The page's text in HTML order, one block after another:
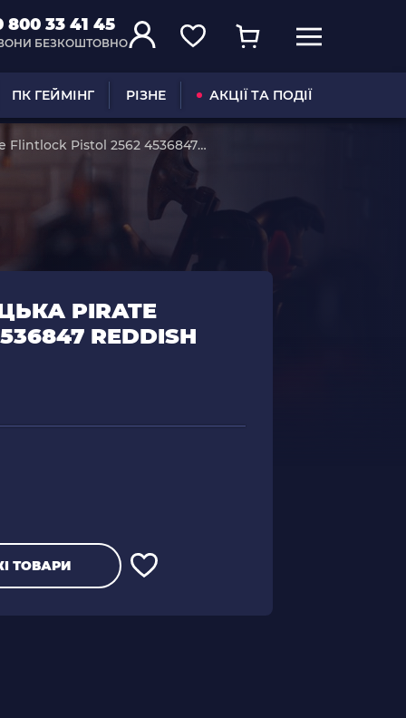
800 33 41 45
БЕЗКОШТОВНО
ПК ГЕЙМІНГ РІЗНЕ АКЦІЇ ТА ПОДІЇ
Flintlock Pistol 2562 4536847
PIRATE
REDDISH
ТОВАРИ